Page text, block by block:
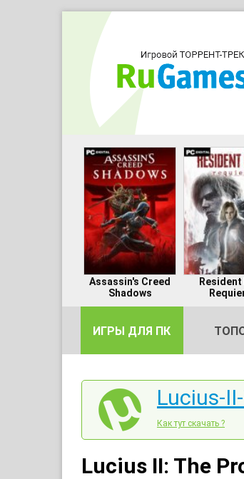
Assassin's Creed
Shadows
Resident
ИГРЫ ДЛЯ ПК
Lucius-
Как тут скачать ?
Lucius II: The